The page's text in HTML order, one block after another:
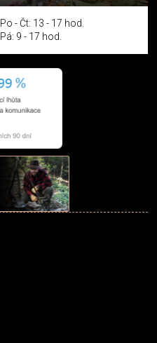
Po - Čt: 13 - 17 hod.
Pá: 9 - 17 hod.